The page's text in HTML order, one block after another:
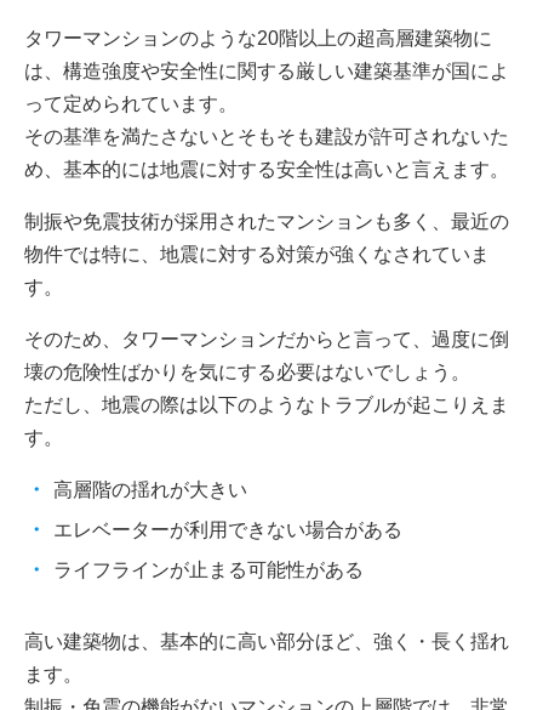
タワーマンションのような20階以上の超高層建築物に
は、構造強度や安全性に関する厳しい建築基準が国によ
って定められています。
その基準を満たさないとそもそも建設が許可されないた
め、基本的には地震に対する安全性は高いと言えます。
制振や免震技術が採用されたマンションも多く、最近の
物件では特に、地震に対する対策が強くなされていま
す。
そのため、タワーマンションだからと言って、過度に倒
壊の危険性ばかりを気にする必要はないでしょう。
ただし、地震の際は以下のようなトラブルが起こりえま
す。
高層階の揺れが大きい
エレベーターが利用できない場合がある
ライフラインが止まる可能性がある
高い建築物は、基本的に高い部分ほど、強く・長く揺れ
ます。